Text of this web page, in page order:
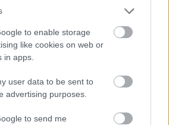
to enable storage
like cookies on web or
in apps.
user data to be sent to
advertising purposes.
to send me
Ερυθρό Αστέρα: «Αξίζω πολύ
δεν υπάρχει πιθανότητα να
ο Κάλινιτς